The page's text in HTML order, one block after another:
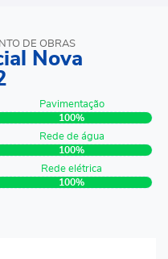
DE OBRAS
Nova
Pavimentação
100%
Rede de água
100%
Rede elétrica
100%